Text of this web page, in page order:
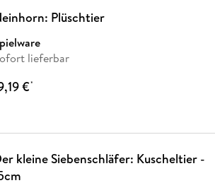
Plüschtier
lieferbar
€*
kleine Siebenschläfer: Kuscheltier -